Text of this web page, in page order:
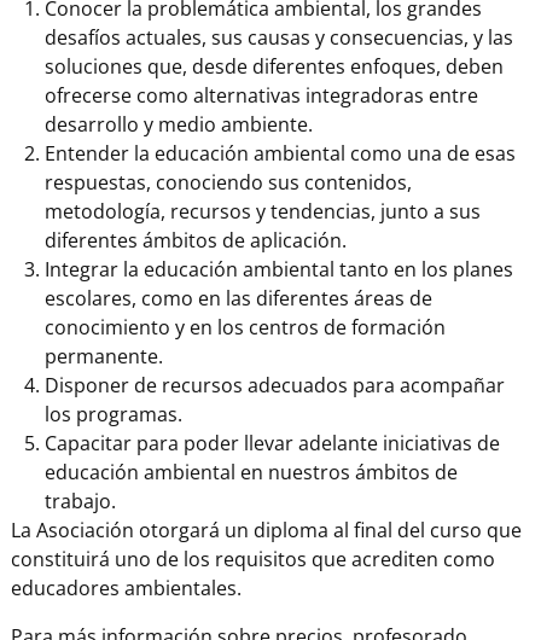
Conocer la problemática ambiental, los grandes
desafíos actuales, sus causas y consecuencias, y las
soluciones que, desde diferentes enfoques, deben
ofrecerse como alternativas integradoras entre
desarrollo y medio ambiente.
Entender la educación ambiental como una de esas
respuestas, conociendo sus contenidos,
metodología, recursos y tendencias, junto a sus
diferentes ámbitos de aplicación.
Integrar la educación ambiental tanto en los planes
escolares, como en las diferentes áreas de
conocimiento y en los centros de formación
permanente.
Disponer de recursos adecuados para acompañar
los programas.
Capacitar para poder llevar adelante iniciativas de
educación ambiental en nuestros ámbitos de
trabajo.
La Asociación otorgará un diploma al final del curso que
constituirá uno de los requisitos que acrediten como
educadores ambientales.